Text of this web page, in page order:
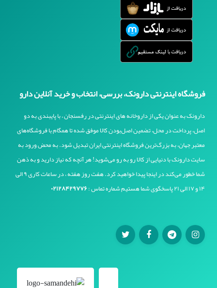
فروشگاه اینترنتی دارونک، بررسی، انتخاب و خرید آنلاین دارو
دارونک به عنوان یکی از داروخانه های اینترنتی در رفسنجان ، با پایبندی به دو
اصل، پرداخت در محل، تضمین اصل‌بودن کالا موفق شده تا همگام با فروشگاه‌های
معتبر جهان، به بزرگ‌ترین فروشگاه اینترنتی ایران تبدیل شود. به محض ورود به
سایت دارونک با دنیایی از کالا رو به رو می‌شوید! هر آنچه که نیاز دارید و به ذهن
شما خطور می‌کند در اینجا پیدا خواهید کرد. هفت روز هفته ، در ساعات کاری ۹ الی
۱۴ و ۱۷ الی ۲۱ پاسخگوی شما هستیم شماره تماس :
۰۲۱۲۸۴۲۹۷۷۶